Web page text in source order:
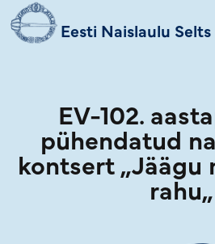
Eesti Naislaulu Selts
EV-102.
pühendatud
kontsert „Jäägu
rahu„